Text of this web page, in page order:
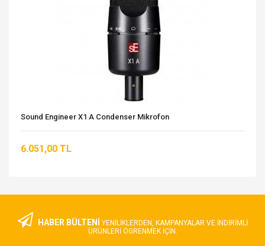
Sound Engineer X1 A Condenser Mikrofon
6.051,00 TL
HABER BÜLTENİ YENILIKLERDEN, KAMPANYALAR VE INDIRIMLI
ÜRÜNLERI ÖGRENMEK IÇIN.